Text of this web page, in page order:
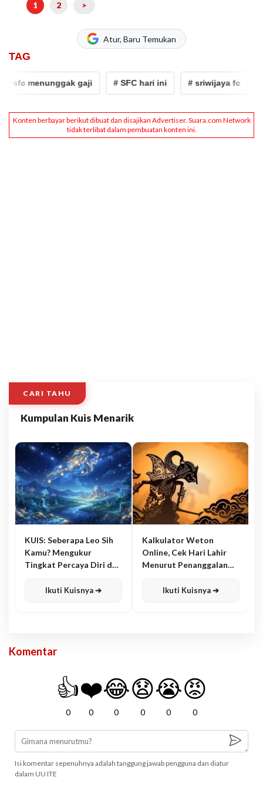
1 2 >
Atur, Baru Temukan
TAG
menunggak gaji # SFC hari ini # sriwijaya fc
CARI TAHU
Kumpulan Kuis Menarik
KUIS: Seberapa Leo Sih
Kamu? Mengukur
Tingkat Percaya Diri dan
Ikuti Kuisnya ➔
Kalkulator Weton
Online, Cek Hari Lahir
Menurut Penanggalan
Ikuti Kuisnya ➔
Komentar
👍
0
❤️
0
😂
0
😧
0
😭
0
😡
0
Isi komentar sepenuhnya adalah tanggung jawab pengguna dan diatur
dalam UU ITE